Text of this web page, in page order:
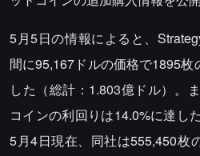
5月5日の情報によると、
間に95,167ドルの価格で1895枚
した（総計：1.803億ドル）。
コインの利回りは14.0%に達し
5月4日現在、同社は555,450枚